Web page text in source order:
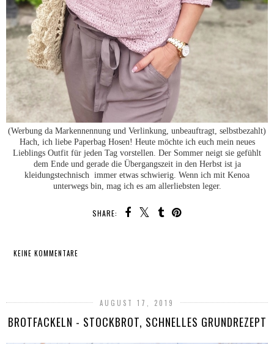
(Werbung da Markennennung und Verlinkung, unbeauftragt, selbstbezahlt)
Hach, ich liebe Paperbag Hosen! Heute möchte ich euch mein neues
Lieblings Outfit für jeden Tag vorstellen. Der Sommer neigt sie gefühlt
dem Ende und gerade die Übergangszeit in den Herbst ist ja
kleidungstechnisch immer etwas schwierig. Wenn ich mit Kenoa
unterwegs bin, mag ich es am allerliebsten leger.
SHARE:
KEINE KOMMENTARE
AUGUST 17, 2019
BROTFACKELN - STOCKBROT, SCHNELLES GRUNDREZEPT